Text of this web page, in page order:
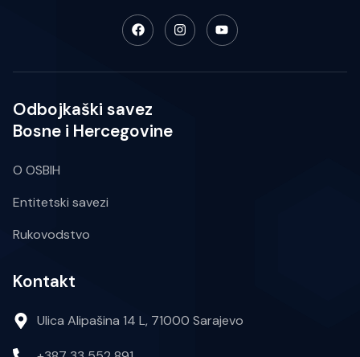
Odbojkaški savez
Bosne i Hercegovine
O OSBIH
Entitetski savezi
Rukovodstvo
Kontakt
Ulica Alipašina 14 L, 71000 Sarajevo